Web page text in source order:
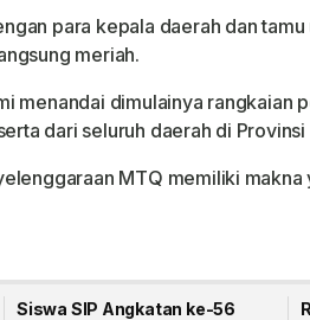
para kepala daerah dan
meriah.
menandai dimulainya rangkaian
dari seluruh daerah di Provinsi
MTQ memiliki makna
Siswa SIP Angkatan ke-56